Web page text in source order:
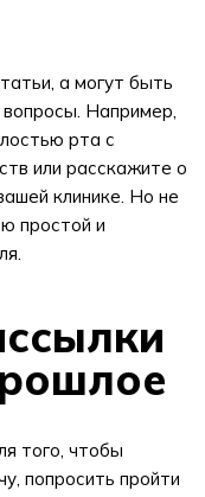
а могут быть
Например,
рта с
или расскажите о
клинике. Но не
простой и
того, чтобы
попросить пройти